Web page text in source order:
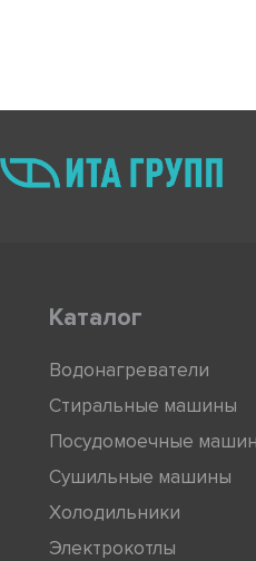
Каталог
Водонагреватели
Стиральные машины
Посудомоечные
Сушильные машины
Холодильники
Электрокотлы